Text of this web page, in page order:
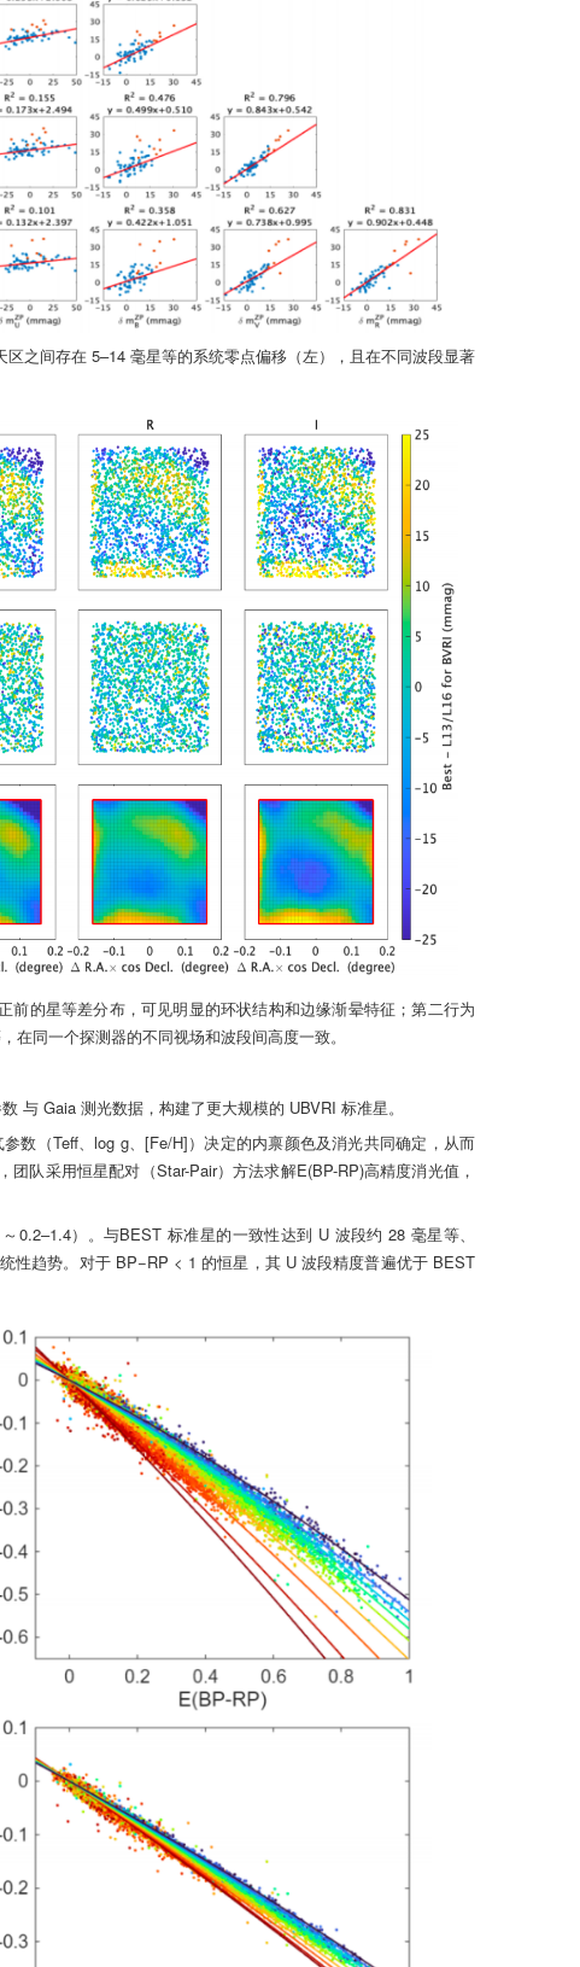
之间存在 5–14 毫星等的系统零点偏移（左），且在不同波段显著
的星等差分布，可见明显的环状结构和边缘渐晕特征；第二行为
同一个探测器的不同视场和波段间高度一致。
与 Gaia 测光数据，构建了更大规模的 UBVRI 标准星。
数（Teff、log g、[Fe/H]）决定的内禀颜色及消光共同确定，从而
队采用恒星配对（Star-Pair）方法求解E(BP-RP)高精度消光值，
）。与BEST 标准星的一致性达到 U 波段约 28 毫星等、
性趋势。对于 BP−RP < 1 的恒星，其 U 波段精度普遍优于 BEST